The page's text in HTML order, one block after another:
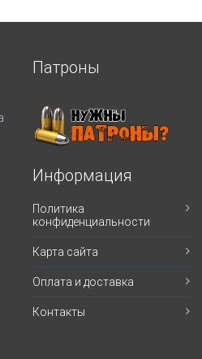
Патроны
Информация
Политика
конфиденциальности
Карта сайта
Оплата и доставка
Контакты